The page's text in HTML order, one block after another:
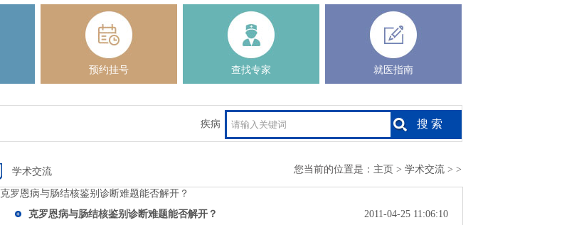
预约挂号 查找专家 就医指南
疾病
学术交流 您当前的位置是： 主页 > 学术交流 > >
克罗恩病与肠结核鉴别诊断难题能否解开？
克罗恩病与肠结核鉴别诊断难题能否解开？
2011-04-25 11:06:10